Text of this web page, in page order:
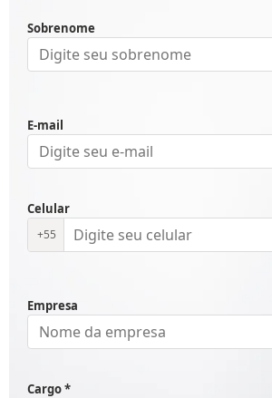
Sobrenome
E-mail
Celular
+55
Empresa
Cargo *